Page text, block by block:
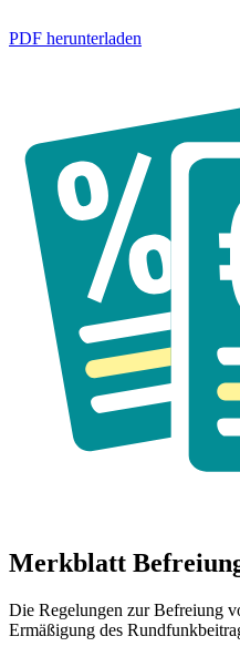
PDF herunterladen
Merkblatt
Die Regelungen zur Befreiung
Ermäßigung des